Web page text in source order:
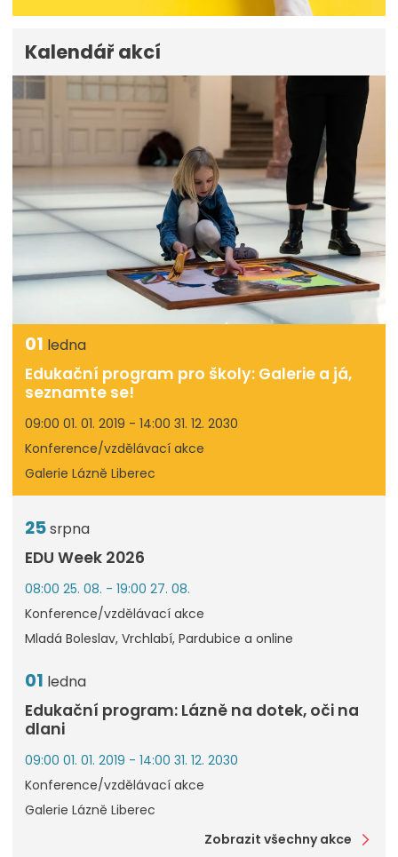
Kalendář akcí
01 ledna
Edukační program pro školy: Galerie a já,
seznamte se!
09:00 01. 01. 2019 - 14:00 31. 12. 2030
Konference/vzdělávací akce
Galerie Lázně Liberec
25srpna
EDU Week 2026
08:00 25. 08. - 19:00 27. 08.
Konference/vzdělávací akce
Mladá Boleslav, Vrchlabí, Pardubice a online
01 ledna
Edukační program: Lázně na dotek, oči na
dlani
09:00 01. 01. 2019 - 14:00 31. 12. 2030
Konference/vzdělávací akce
Galerie Lázně Liberec
Zobrazit všechny akce